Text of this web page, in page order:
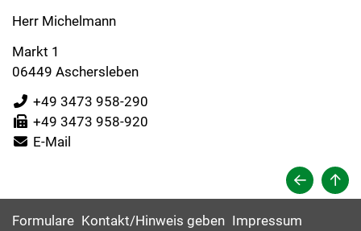
Herr Michelmann
Markt 1
06449 Aschersleben
+49 3473 958-290
+49 3473 958-920
E-Mail
Formulare Kontakt/Hinweis geben Impressum